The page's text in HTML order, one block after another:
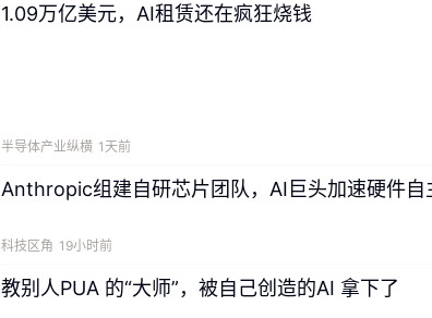
了政策文件，但组织本身：人如何协作、决策如何流动
这种图景的起点，往往不在高管会议室，也不在重新
夜编程中，出现在一个产品经理第一次用Claude
一个问题：真正有效的AI变革，核心驱动力或许并非来
2026年5月15日，腾讯研究院AI原生小组发布了《AI原
应该被怎样重做？
在报告里，我们用 10 个关键词把AI 原生工作拆开来讲
1.09万亿美元，AI租赁还在疯狂烧钱
半导体产业纵横 1天前
Anthropic组建自研芯片团队，AI巨头加速硬件自
科技区角 19小时前
教别人PUA 的“大师”，被自己创造的AI 拿下了